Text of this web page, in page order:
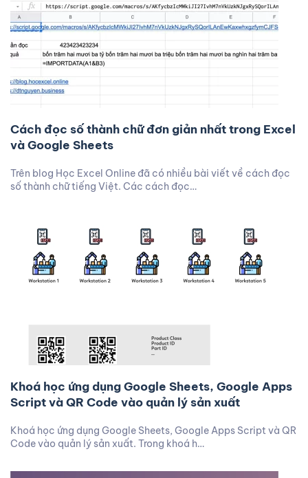
Cách đọc số thành chữ đơn giản nhất trong Excel
và Google Sheets
Trên blog Học Excel Online đã có nhiều bài viết về cách đọc
số thành chữ tiếng Việt. Các cách đọc…
Khoá học ứng dụng Google Sheets, Google Apps
Script và QR Code vào quản lý sản xuất
Khoá học ứng dụng Google Sheets, Google Apps Script và QR
Code vào quản lý sản xuất. Trong khoá h…